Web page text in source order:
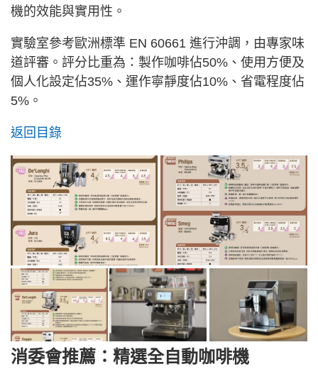
機的效能與實用性。
實驗室參考歐洲標準 EN 60661 進行沖調，由專家味
道評審。評分比重為：製作咖啡佔50%、使用方便及
個人化設定佔35%、運作寧靜度佔10%、省電程度佔
5%。
返回目錄
消委會推薦：精選全自動咖啡機